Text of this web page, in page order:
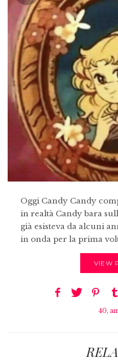
Oggi Candy Candy
in realtà Candy bara
già esisteva da alcuni
in onda per la prima
VIEW
40,